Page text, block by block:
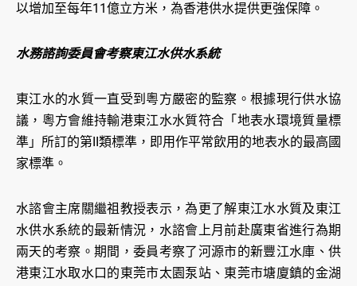
以增加至每年11億立方米，為香港供水提供更強保障。
水務諮詢委員會考察東江水供水系統
東江水的水質一直受到粵方嚴密的監察。根據現行供水協
議，粵方會維持輸港東江水水質符合「地表水環境質量標
準」所訂的第II類標準，即用作平常飲用的地表水的最高國
家標準。
水諮會主席關繼祖教授表示，為更了解東江水水質及東江
水供水系統的最新情況，水諮會上月前赴廣東省進行為期
兩天的考察。期間，委員考察了河源市的新豐江水庫、供
港東江水取水口的東莞市太園泵站、東莞市塘廈鎮的金湖